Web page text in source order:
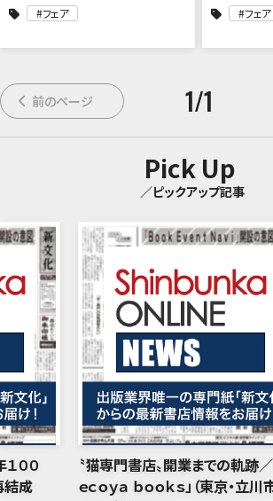
フェア
フェア
前のページ 1/1
Pick Up
／ピックアップ記事
００
結成
〝猫専門書店〟開業までの軌跡／
ｅｃｏｙａ ｂｏｏｋｓ」（東京・立川